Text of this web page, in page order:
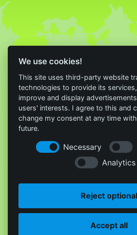
We use cookies!
This site uses third-party website
technologies to provide its
improve and display
users' interests. I agree to this and
change my consent at any time
future.
Necessary
Analytics
Reject optional
Accept all